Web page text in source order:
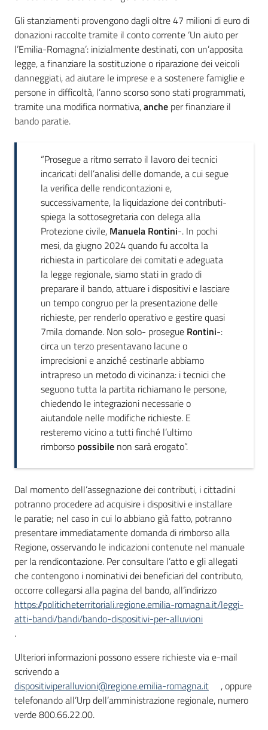
Gli stanziamenti provengono dagli oltre 47 milioni di euro di
donazioni raccolte tramite il conto corrente ‘Un aiuto per
l’Emilia-Romagna’: inizialmente destinati, con un’apposita
legge, a finanziare la sostituzione o riparazione dei veicoli
danneggiati, ad aiutare le imprese e a sostenere famiglie e
persone in difficoltà, l’anno scorso sono stati programmati,
tramite una modifica normativa,anche per finanziare il
bando paratie.
“Prosegue a ritmo serrato il lavoro dei tecnici
incaricati dell’analisi delle domande, a cui segue
la verifica delle rendicontazioni e,
successivamente, la liquidazione dei contributi-
spiega la sottosegretaria con delega alla
Protezione civile, Manuela Rontini-. In pochi
mesi, da giugno 2024 quando fu accolta la
richiesta in particolare dei comitati e adeguata
la legge regionale, siamo stati in grado di
preparare il bando, attuare i dispositivi e lasciare
un tempo congruo per la presentazione delle
richieste, per renderlo operativo e gestire quasi
7mila domande. Non solo- prosegue Rontini-:
circa un terzo presentavano lacune o
imprecisioni e anziché cestinarle abbiamo
intrapreso un metodo di vicinanza: i tecnici che
seguono tutta la partita richiamano le persone,
chiedendo le integrazioni necessarie o
aiutandole nelle modifiche richieste. E
resteremo vicino a tutti finché l’ultimo
rimborso possibile non sarà erogato”.
Dal momento dell’assegnazione dei contributi, i cittadini
potranno procedere ad acquisire i dispositivi e installare
le paratie; nel caso in cui lo abbiano già fatto, potranno
presentare immediatamente domanda di rimborso alla
Regione, osservando le indicazioni contenute nel manuale
per la rendicontazione. Per consultare l’atto e gli allegati
che contengono i nominativi dei beneficiari del contributo,
occorre collegarsi alla pagina del bando, all’indirizzo
https://politicheterritoriali.regione.emilia-romagna.it/leggi-
atti-bandi/bandi/bando-dispositivi-per-alluvioni
.
Ulteriori informazioni possono essere richieste via e-mail
scrivendo a
dispositiviperalluvioni@regione.emilia-romagna.it
, oppure
telefonando all’Urp dell’amministrazione regionale, numero
verde 800.66.22.00.